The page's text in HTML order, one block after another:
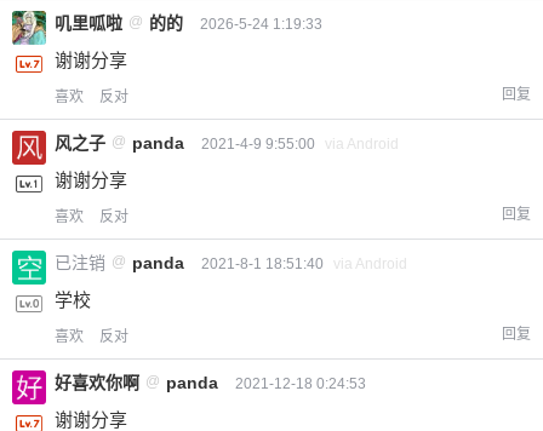
叽里呱啦 @ 的的 2026-5-24 1:19:33
谢谢分享
喜欢 反对 回复
风之子 @ panda 2021-4-9 9:55:00 via Android
谢谢分享
喜欢 反对 回复
已注销 @ panda 2021-8-1 18:51:40 via Android
学校
喜欢 反对 回复
好喜欢你啊 @ panda 2021-12-18 0:24:53
谢谢分享